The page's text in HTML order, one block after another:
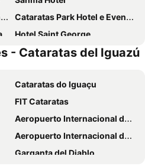
Cataratas Park Hotel e Eventos
Hotel Saint George
Iguazú Grand Resort Spa & Casino
Exe Hotel Cataratas
Hotel El Libertador
Mercure Iguazu Hotel Iru
Pirayu Hotel & Resort
O2 Hotel Iguazu
- Cataratas del Iguazú
Cataratas do Iguaçu
FIT Cataratas
Aeropuerto Internacional de Puerto Iguazu
Aeropuerto Internacional de Foz do Iguazú
Garganta del Diablo